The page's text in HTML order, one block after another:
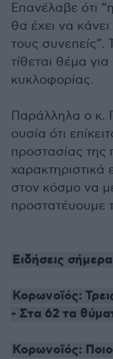
Επανέλαβε ότι
θα έχει να
τους συνεπείς”.
τίθεται θέμα
κυκλοφορίας.
Παράλληλα ο κ.
ουσία ότι
προστασίας της
στον κόσμο να
προστατέυουμε
Ειδήσεις
Κορωνοϊός:
- Στα 62 τα
Κορωνοϊός: